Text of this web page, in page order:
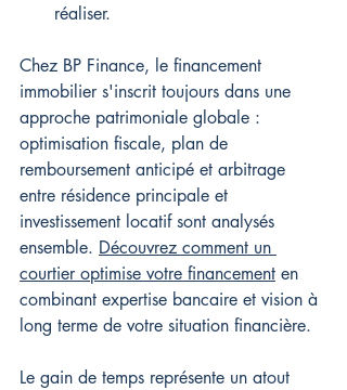
réaliser.
Chez BP Finance, le financement
immobilier s'inscrit toujours dans une
approche patrimoniale globale :
optimisation fiscale, plan de
remboursement anticipé et arbitrage
entre résidence principale et
investissement locatif sont analysés
ensemble. Découvrez comment un
courtier optimise votre financement en
combinant expertise bancaire et vision à
long terme de votre situation financière.
Le gain de temps représente un atout